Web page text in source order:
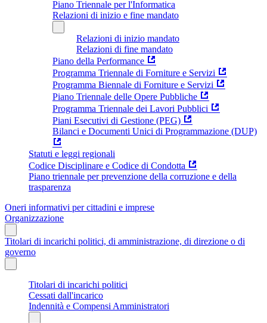
Piano Triennale per l'Informatica
Relazioni di inizio e fine mandato
Relazioni di inizio mandato
Relazioni di fine mandato
Piano della Performance
Programma Triennale di Forniture e Servizi
Programma Biennale di Forniture e Servizi
Piano Triennale delle Opere Pubbliche
Programma Triennale dei Lavori Pubblici
Piani Esecutivi di Gestione (PEG)
Bilanci e Documenti Unici di Programmazione (DUP)
Statuti e leggi regionali
Codice Disciplinare e Codice di Condotta
Piano triennale per prevenzione della corruzione e della
trasparenza
Oneri informativi per cittadini e imprese
Organizzazione
Titolari di incarichi politici, di amministrazione, di direzione o di
governo
Titolari di incarichi politici
Cessati dall'incarico
Indennità e Compensi Amministratori